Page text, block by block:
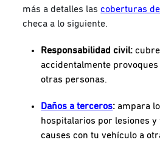
más a detalles lascoberturas
checa a lo siguiente.
Responsabilidad civil:
accidentalmente
otras personas.
Daños a terceros: ampara
hospitalarios por lesiones
causes con tu vehículo a